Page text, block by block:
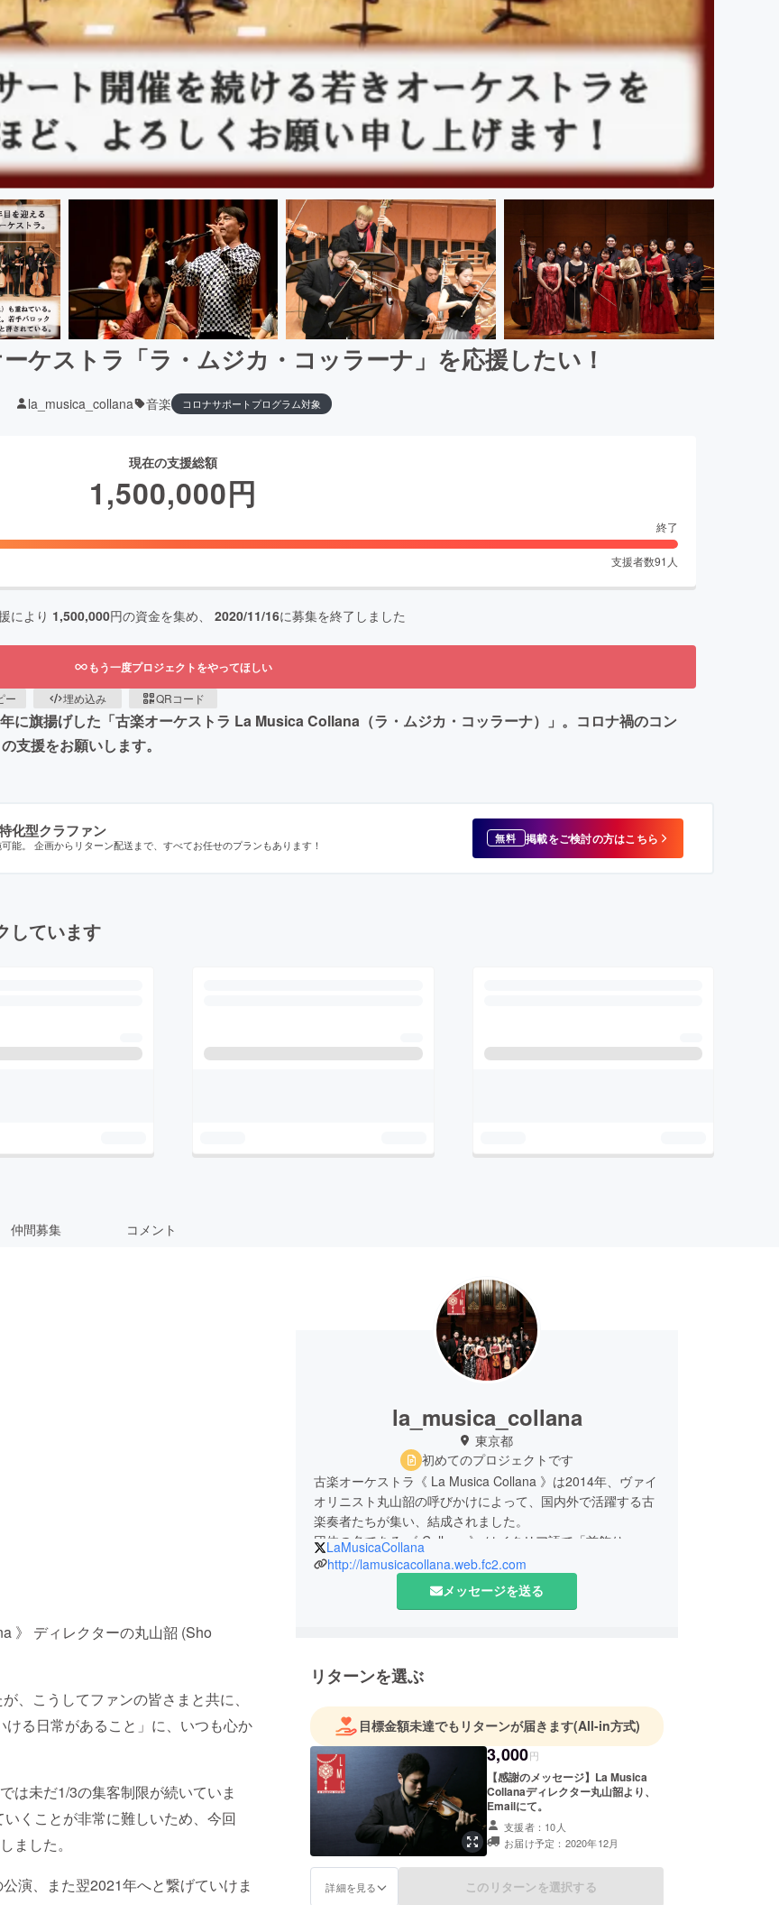
ケストラ「ラ・ムジカ・コッラーナ」を応援したい！
la_musica_collana 音楽 コロナサポートプログラム対象
現在の支援総額
1,500,000円
終了
支援者数91 人
により 1,500,000円の資金を集め、 2020/11/16に募集を終了しました
もう一度プロジェクトをやってほしい
ー 埋め込み QRコード
に旗揚げした「古楽オーケストラ La Musica Collana（ラ・ムジカ・コッラーナ）」。コロナ禍のコン
支援をお願いします。
化型クラファン
能。 企画からリターン配送まで、すべてお任せのプランもあります！ 無料 掲載をご検討の方はこちら
しています
仲間募集 コメント
》 ディレクターの丸山韶 (Sho
、こうしてファンの皆さまと共に、
る日常があること」に、いつも心か
は未だ1/3の集客制限が続いていま
くことが非常に難しいため、今回
ました。
演、また翌2021年へと繋げていけま
la_musica_collana
東京都
初めてのプロジェクトです
古楽オーケストラ《 La Musica Collana 》は2014年、ヴァイ
オリニスト丸山韶の呼びかけによって、国内外で活躍する古
楽奏者たちが集い、結成されました。
団体の名である 《 Collana 》 はイタリア語で「首飾り」を
意味し、「バロック音楽の煌びやかな装飾」、そして「メン
バーの志が一つとなるように」という想いが込められていま
ています。
』や、ハイドン・モーツァルト・ベートーヴェンなどの協奏
曲を演奏する『 古典協奏曲の祭典 』、ディレクター丸山韶
による『 ソロ・リサイタル 』など、様々な公演が開催され
ています。
2017年には、NHK Eテレ「ららら♪クラシック」に出演し、
La Musica Collnaが演奏するA.ヴィヴァルディの「冬」や、
A.コレッリの「クリスマス協奏曲」などが、全国区で2日に
LaMusicaCollana
http://lamusicacollana.web.fc2.com
メッセージを送る
リターンを選ぶ
目標金額未達でもリターンが届きます(All-in方式)
3,000円
【感謝のメッセージ】La Musica
Collanaディレクター丸山韶より、
Emailにて。
支援者：10人
お届け予定：2020年12月
詳細を見る このリターンを選択する